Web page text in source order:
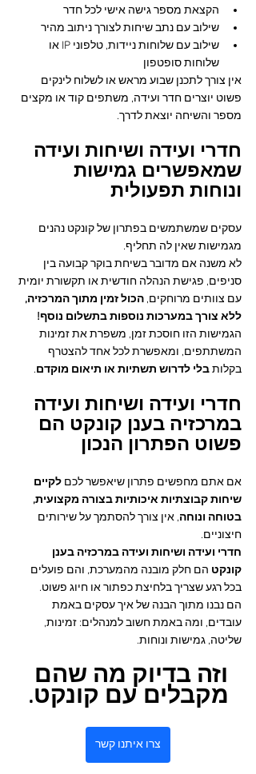
הקצאת מספר גישה אישי לכל חדר
שילוב עם נתב שיחות לצורך ניתוב מהיר
שילוב עם שלוחות ניידות, טלפוני IP או
שלוחות סופטפון
אין צורך לתכנן שבוע מראש או לשלוח לינקים
פשוט יוצרים חדר ועידה, משתפים קוד או מקצים
מספר והשיחה יוצאת לדרך.
חדרי ועידה ושיחות ועידה
שמאפשרים גמישות
ונוחות תפעולית
עסקים שמשתמשים בפתרון של קונקט נהנים
מגמישות שאין לה תחליף.
לא משנה אם מדובר בשיחת בוקר קבועה בין
סניפים, פגישת הנהלה חודשית או תקשורת יומית
עם צוותים מרוחקים, הכול זמין מתוך המרכזיה,
ללא צורך במערכות נוספות בתשלום נוסף!
הגמישות הזו חוסכת זמן, משפרת את זמינות
המשתתפים, ומאפשרת לכל אחד להצטרף
בקלות בלי לדרוש תשתיות או תיאום מוקדם.
חדרי ועידה ושיחות ועידה
במרכזיה בענן קונקט הם
פשוט הפתרון הנכון
אם אתם מחפשים פתרון שיאפשר לכם לקיים
שיחות קבוצתיות איכותיות בצורה מקצועית,
בטוחה ונוחה, אין צורך להסתמך על שירותים
חיצוניים.
חדרי ועידה ושיחות ועידה במרכזיה בענן
קונקט הם חלק מובנה מהמערכת, והם פועלים
בכל רגע שצריך בלחיצת כפתור או חיוג פשוט.
הם נבנו מתוך הבנה של איך עסקים באמת
עובדים, ומה באמת חשוב למנהלים: זמינות,
שליטה, גמישות ונוחות.
וזה בדיוק מה שהם
מקבלים עם קונקט.
צרו איתנו קשר